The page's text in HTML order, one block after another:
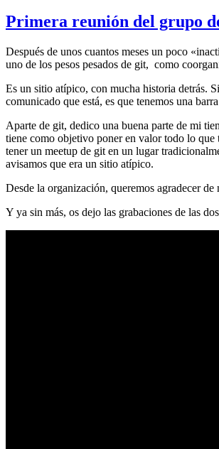
Primera reunión del grupo
Después de unos cuantos meses un poco
uno de los pesos pesados de git, como
Es un sitio atípico, con mucha historia detrás.
comunicado que está, es que tenemos una
Aparte de git, dedico una buena parte de mi
tiene como objetivo poner en valor todo lo
tener un meetup de git en un lugar
avisamos que era un sitio atípico.
Desde la organización, queremos agradecer
Y ya sin más, os dejo las grabaciones de las